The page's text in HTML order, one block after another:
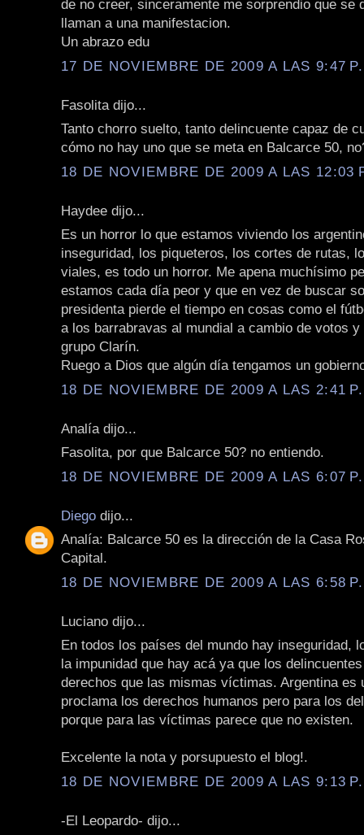
de no creer, sinceramente me sorprendio que se
llaman a una manifestacion.
Un abrazo edu
17 DE NOVIEMBRE DE 2009 A LAS 9:47
Fasolita dijo...
Tanto chorro suelto, tanto delincuente capaz de
cómo no hay uno que se meta en Balcarce 50,
18 DE NOVIEMBRE DE 2009 A LAS 12:03
Haydee dijo...
Es un horror lo que estamos viviendo los
inseguridad, los piqueteros, los cortes de rutas,
viales, es todo un horror. Me apena muchísimo
estamos cada día peor y que en vez de buscar
presidenta pierde el tiempo en cosas como el
a los barrabravas al mundial a cambio de votos
grupo Clarín.
Ruego a Dios que algún día tengamos un
18 DE NOVIEMBRE DE 2009 A LAS 2:41
Analía dijo...
Fasolita, por que Balcarce 50? no entiendo.
18 DE NOVIEMBRE DE 2009 A LAS 6:07
Diego dijo...
Analía: Balcarce 50 es la dirección de la Casa
Capital.
18 DE NOVIEMBRE DE 2009 A LAS 6:58
Luciano dijo...
En todos los países del mundo hay inseguridad,
la impunidad que hay acá ya que los
derechos que las mismas víctimas. Argentina es
proclama los derechos humanos pero para los
porque para las víctimas parece que no existen.
Excelente la nota y porsupuesto el blog!.
18 DE NOVIEMBRE DE 2009 A LAS 9:13
-El Leopardo- dijo...